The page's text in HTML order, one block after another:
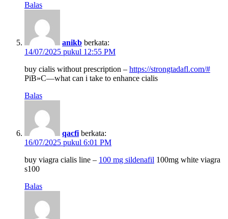
Balas
anikb berkata:
14/07/2025 pukul 12:55 PM
buy cialis without prescription – https://strongtadafl.com/#
РїВ»С—what can i take to enhance cialis
Balas
qacfi berkata:
16/07/2025 pukul 6:01 PM
buy viagra cialis line – 100 mg sildenafil 100mg white viagra
s100
Balas